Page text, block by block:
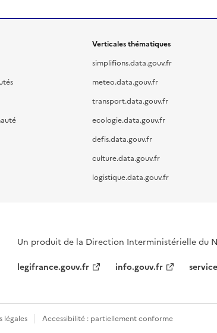
Verticales thématiques
simplifions.data.gouv.fr
meteo.data.gouv.fr
transport.data.gouv.fr
ecologie.data.gouv.fr
defis.data.gouv.fr
culture.data.gouv.fr
logistique.data.gouv.fr
Un produit de la Direction Interministérielle du
legifrance.gouv.fr
info.gouv.fr
légales Accessibilité : partiellement conforme